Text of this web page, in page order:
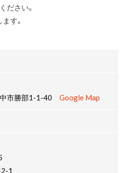
ださい。
す。
中市勝部1-1-40Google Map
1